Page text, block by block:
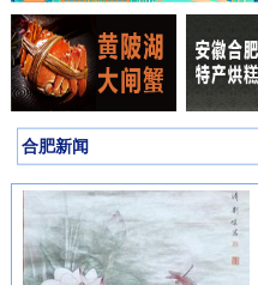
合肥新闻